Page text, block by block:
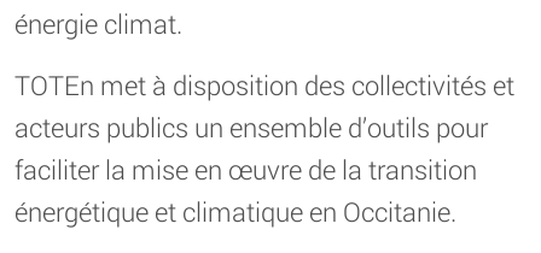
énergie climat.
TOTEn met à disposition des collectivités et
acteurs publics un ensemble d’outils pour
faciliter la mise en œuvre de la transition
énergétique et climatique en Occitanie.